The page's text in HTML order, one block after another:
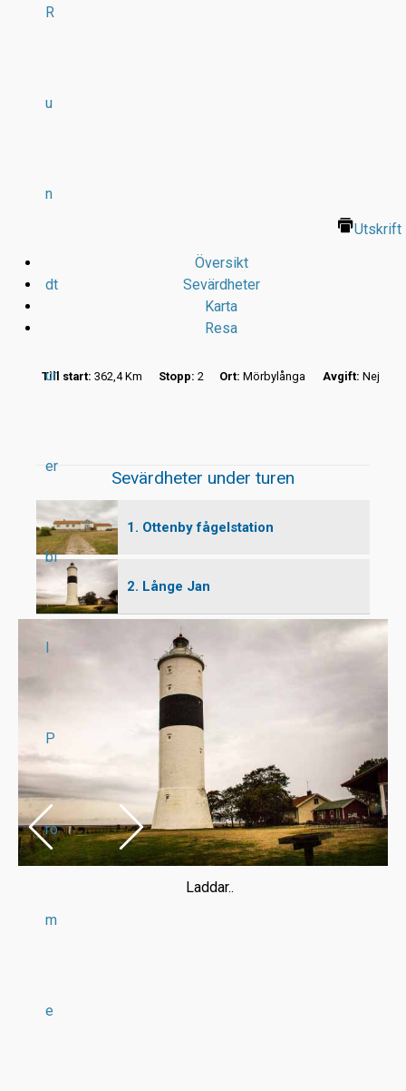
R
u
n
dt
ur
er
bi
l
P
ro
m
e
Utskrift
Översikt
Sevärdheter
Karta
Resa
Till start: 362,4 Km Stopp: 2 Ort: Mörbylånga Avgift: Nej
Sevärdheter under turen
1. Ottenby fågelstation
2. Långe Jan
Laddar..